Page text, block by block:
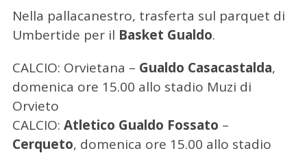
Nella pallacanestro, trasferta sul parquet di
Umbertide per il Basket Gualdo.
CALCIO: Orvietana – Gualdo Casacastalda,
domenica ore 15.00 allo stadio Muzi di
Orvieto
CALCIO: Atletico Gualdo Fossato –
Cerqueto, domenica ore 15.00 allo stadio